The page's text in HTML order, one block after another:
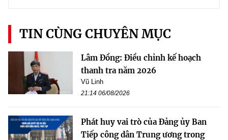
TIN CÙNG CHUYÊN MỤC
Lâm Đồng: Điều chỉnh kế hoạch
thanh tra năm 2026
Vũ Linh
21:14 06/08/2026
Phát huy vai trò của Đảng ủy Ban
Tiếp công dân Trung ương trong